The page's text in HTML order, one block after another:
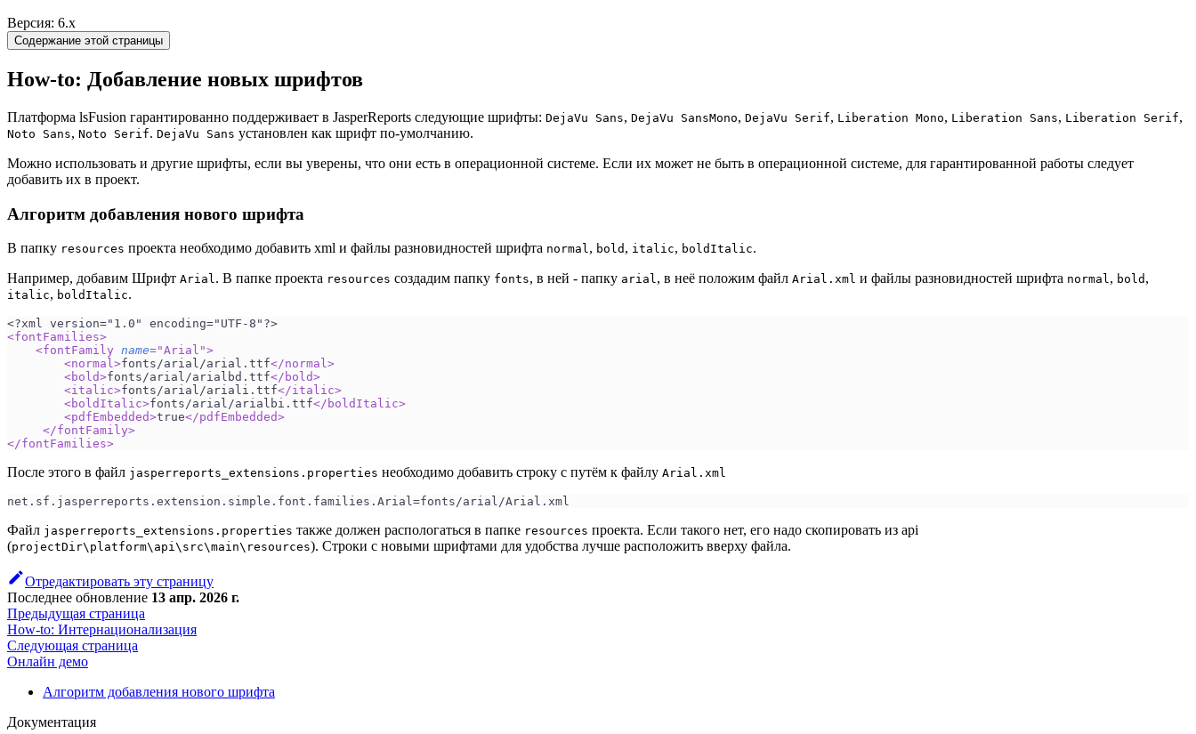
Версия: 6.x
Содержание этой страницы
How-to: Добавление новых шрифтов
Платформа lsFusion гарантированно поддерживает в JasperReports следующие шрифты: DejaVu Sans, DejaVu SansMono, DejaVu Serif, Liberation Mono, Liberation Sans, Liberation Serif,
Noto Sans, Noto Serif. DejaVu Sans установлен как шрифт по-умолчанию.
Можно использовать и другие шрифты, если вы уверены, что они есть в операционной системе. Если их может не быть в операционной системе, для гарантированной работы следует
добавить их в проект.
Алгоритм добавления нового шрифта
В папку resources проекта необходимо добавить xml и файлы разновидностей шрифта normal, bold , italic, boldItalic.
Например, добавим Шрифт Arial. В папке проекта resources создадим папку fonts, в ней - папку arial, в неё положим файл Arial.xml и файлы разновидностей шрифта normal, bold ,
italic, boldItalic.
<?xml version="1.0" encoding="UTF-8"?>
<fontFamilies>
<fontFamily name="Arial ">
<normal>fonts/arial/arial.ttf</normal>
<bold>fonts/arial/arialbd.ttf</ bold>
<italic>fonts/arial/ariali.ttf</italic>
<boldItalic>fonts/arial/arialbi.ttf</ boldItalic>
<pdfEmbedded>true</pdfEmbedded>
</fontFamily>
</fontFamilies>
После этого в файл jasperreports_extensions.properties необходимо добавить строку с путём к файлу Arial.xml
net.sf.jasperreports.extension.simple.font.families.Arial=fonts/arial/Arial.xml
Файл jasperreports_extensions.properties также должен распологаться в папке resources проекта. Если такого нет, его надо скопировать из api
(projectDir\platform\api\src\main\resources). Строки с новыми шрифтами для удобства лучше расположить вверху файла.
Отредактировать эту страницу
Последнее обновление 13 апр. 2026 г.
Предыдущая страница
How-to: Интернационализация
Следующая страница
Онлайн демо
Алгоритм добавления нового шрифта
Документация